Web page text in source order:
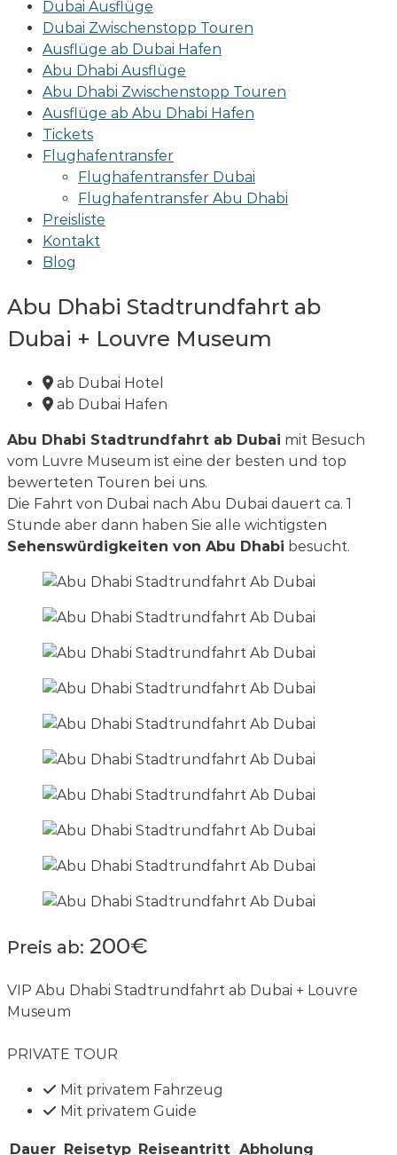
Dubai Ausflüge
Dubai Zwischenstopp Touren
Ausflüge ab Dubai Hafen
Abu Dhabi Ausflüge
Abu Dhabi Zwischenstopp Touren
Ausflüge ab Abu Dhabi Hafen
Tickets
Flughafentransfer
Flughafentransfer Dubai
Flughafentransfer Abu Dhabi
Preisliste
Kontakt
Blog
Abu Dhabi Stadtrundfahrt ab
Dubai + Louvre Museum
ab Dubai Hotel
ab Dubai Hafen
Abu Dhabi Stadtrundfahrt ab Dubai mit Besuch
vom Luvre Museum ist eine der besten und top
bewerteten Touren bei uns.
Die Fahrt von Dubai nach Abu Dubai dauert ca. 1
Stunde aber dann haben Sie alle wichtigsten
Sehenswürdigkeiten von Abu Dhabi besucht.
Preis ab: 200€
VIP Abu Dhabi Stadtrundfahrt ab Dubai + Louvre
Museum
PRIVATE TOUR
Mit privatem Fahrzeug
Mit privatem Guide
Dauer Reisetyp Reiseantritt Abholung